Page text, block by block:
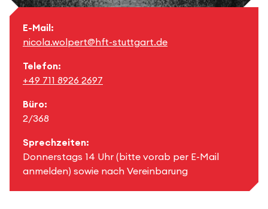
E-Mail:
nicola.wolpert@hft-stuttgart.de
Telefon:
+49 711 8926 2697
Büro:
2/368
Sprechzeiten:
Donnerstags 14 Uhr (bitte vorab per E-Mail
anmelden) sowie nach Vereinbarung